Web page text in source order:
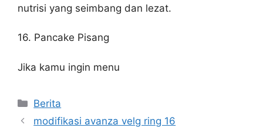
nutrisi yang seimbang dan lezat.
16. Pancake Pisang
Jika kamu ingin menu
Categories
Berita
modifikasi avanza velg ring 16